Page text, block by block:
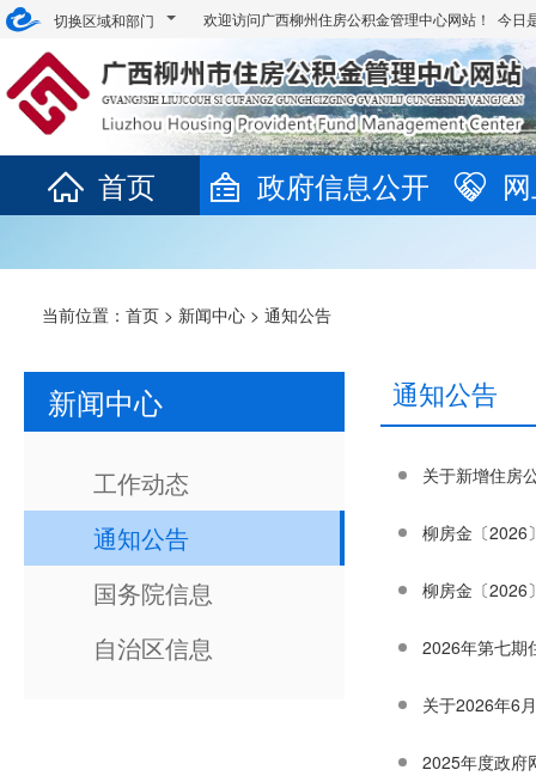
切换区域和部门 欢迎访问广西柳州住房公积金管理中心网站！ 今日
首页 政府信息公开
当前位置： 首页 > 新闻中心 > 通知公告
新闻中心
工作动态
通知公告
国务院信息
自治区信息
通知公告
关于新增住房
柳房金〔2026
柳房金〔2026
2026年第七期
关于2026年6
2025年度政府